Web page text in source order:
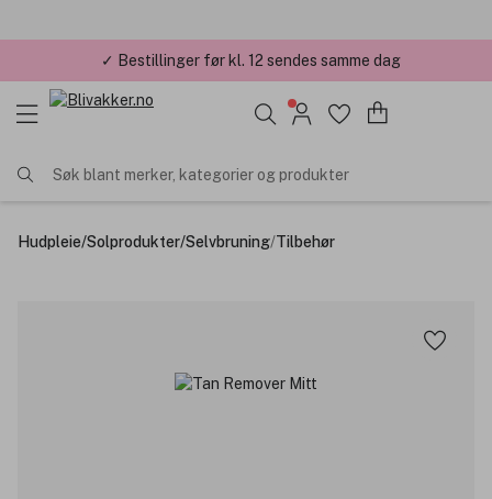
✓ Årets Nettbutikk 2026 og 2025
Søk blant merker, kategorier og produkter
Hudpleie/Solprodukter/Selvbruning/Tilbehør